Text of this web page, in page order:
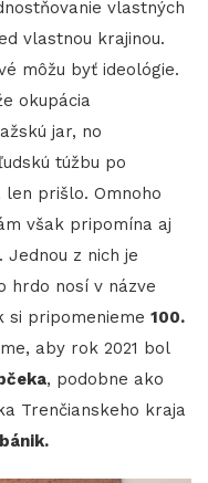
vlastných
vlastnou krajinou.
môžu byť ideológie.
okupácia
jar, no
túžbu po
prišlo. Omnoho
však pripomína aj
z nich je
hrdo nosí v názve
si pripomenieme 100.
aby rok 2021 bol
, podobne ako
Trenčianskeho kraja